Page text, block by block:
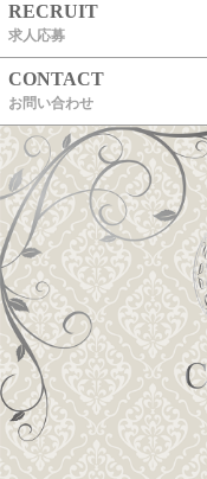
RECRUIT
求人応募
CONTACT
お問い合わせ